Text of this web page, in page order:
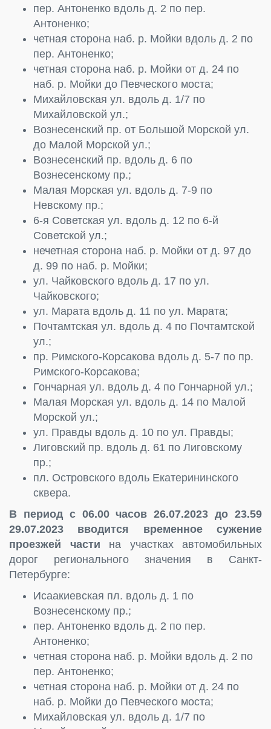
пер. Антоненко вдоль д. 2 по пер.
Антоненко;
четная сторона наб. р. Мойки вдоль д. 2 по
пер. Антоненко;
четная сторона наб. р. Мойки от д. 24 по
наб. р. Мойки до Певческого моста;
Михайловская ул. вдоль д. 1/7 по
Михайловской ул.;
Вознесенский пр. от Большой Морской ул.
до Малой Морской ул.;
Вознесенский пр. вдоль д. 6 по
Вознесенскому пр.;
Малая Морская ул. вдоль д. 7-9 по
Невскому пр.;
6-я Советская ул. вдоль д. 12 по 6-й
Советской ул.;
нечетная сторона наб. р. Мойки от д. 97 до
д. 99 по наб. р. Мойки;
ул. Чайковского вдоль д. 17 по ул.
Чайковского;
ул. Марата вдоль д. 11 по ул. Марата;
Почтамтская ул. вдоль д. 4 по Почтамтской
ул.;
пр. Римского-Корсакова вдоль д. 5-7 по пр.
Римского-Корсакова;
Гончарная ул. вдоль д. 4 по Гончарной ул.;
Малая Морская ул. вдоль д. 14 по Малой
Морской ул.;
ул. Правды вдоль д. 10 по ул. Правды;
Лиговский пр. вдоль д. 61 по Лиговскому
пр.;
пл. Островского вдоль Екатерининского
сквера.
В период с 06.00 часов 26.07.2023 до 23.59
29.07.2023 вводится временное сужение
проезжей части на участках автомобильных
дорог регионального значения в Санкт-
Петербурге:
Исаакиевская пл. вдоль д. 1 по
Вознесенскому пр.;
пер. Антоненко вдоль д. 2 по пер.
Антоненко;
четная сторона наб. р. Мойки вдоль д. 2 по
пер. Антоненко;
четная сторона наб. р. Мойки от д. 24 по
наб. р. Мойки до Певческого моста;
Михайловская ул. вдоль д. 1/7 по